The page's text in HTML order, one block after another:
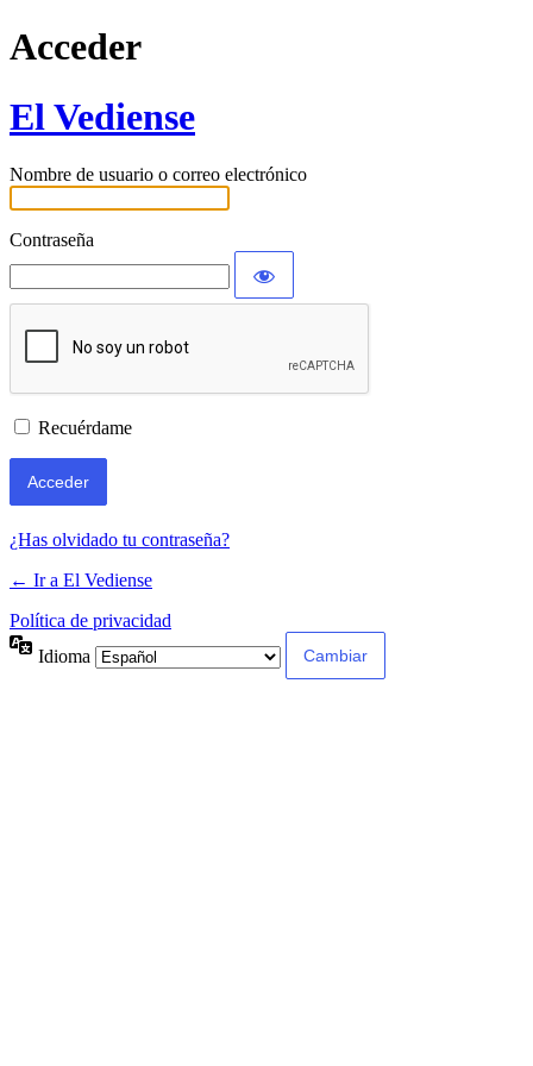
Acceder
El Vediense
Nombre de usuario o correo electrónico
Contraseña
Recuérdame
¿Has olvidado tu contraseña?
← Ir a El Vediense
Política de privacidad
Idioma